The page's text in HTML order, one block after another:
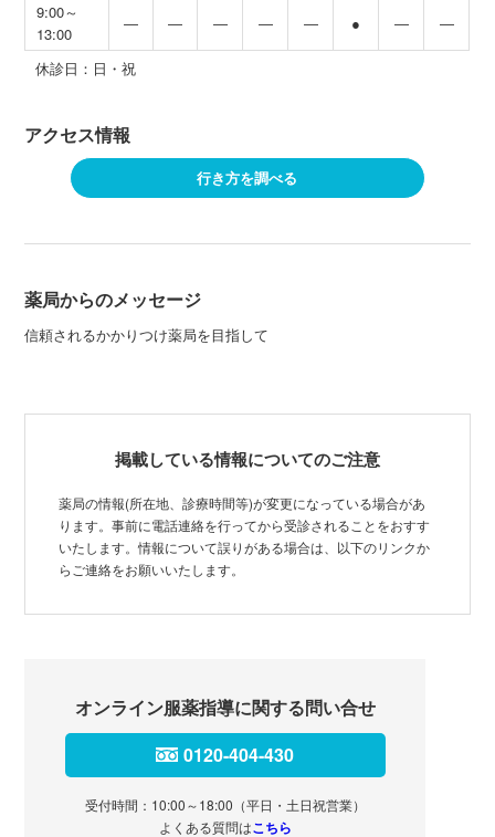
9:00～
13:00
― ― ― ― ― ● ― ―
休診日：日・祝
アクセス情報
行き方を調べる
薬局からのメッセージ
信頼されるかかりつけ薬局を目指して
掲載している情報についてのご注意
薬局の情報(所在地、診療時間等)が変更になっている場合があ
ります。事前に電話連絡を行ってから受診されることをおすす
いたします。情報について誤りがある場合は、以下のリンクか
らご連絡をお願いいたします。
オンライン服薬指導に関する問い合せ
0120-404-430
受付時間：10:00～18:00（平日・土日祝営業）
よくある質問はこちら